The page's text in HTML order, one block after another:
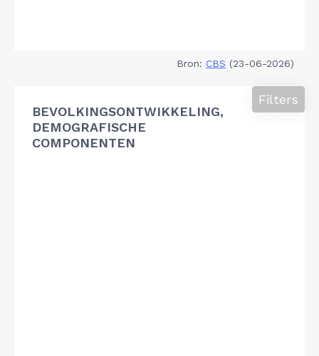
Bron: CBS (23-06-2026)
BEVOLKINGSONTWIKKELING,
DEMOGRAFISCHE
COMPONENTEN
Filters